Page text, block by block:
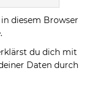
diesem Browser
du dich mit
Daten durch